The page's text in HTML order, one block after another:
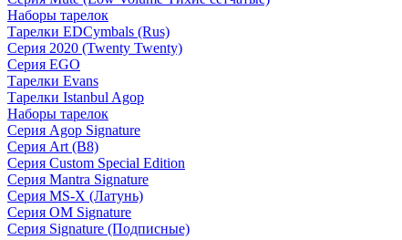
Наборы тарелок
Тарелки EDCymbals (Rus)
Серия 2020 (Twenty Twenty)
Серия EGO
Тарелки Evans
Тарелки Istanbul Agop
Наборы тарелок
Серия Agop Signature
Серия Art (B8)
Серия Custom Special Edition
Серия Mantra Signature
Серия MS-X (Латунь)
Серия OM Signature
Серия Signature (Подписные)